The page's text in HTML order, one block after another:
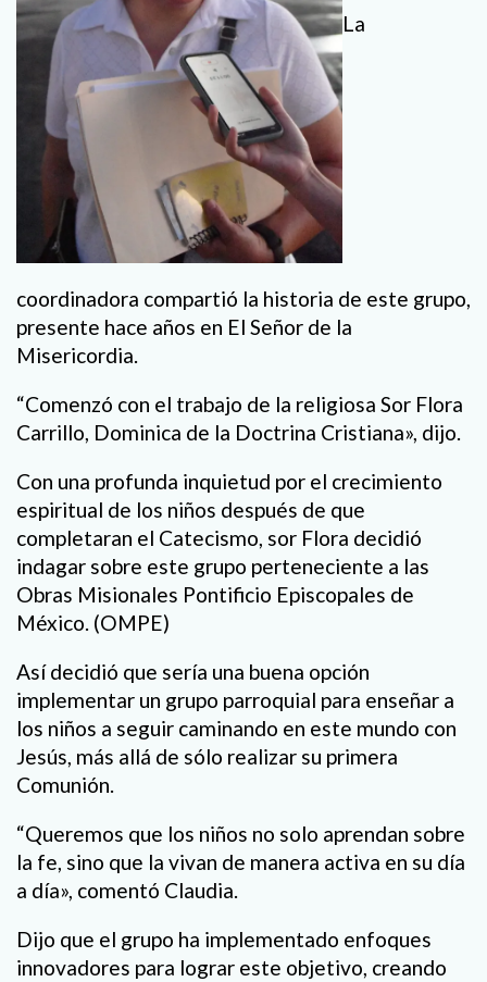
La
coordinadora compartió la historia de este grupo,
presente hace años en El Señor de la
Misericordia.
“Comenzó con el trabajo de la religiosa Sor Flora
Carrillo, Dominica de la Doctrina Cristiana», dijo.
Con una profunda inquietud por el crecimiento
espiritual de los niños después de que
completaran el Catecismo, sor Flora decidió
indagar sobre este grupo perteneciente a las
Obras Misionales Pontificio Episcopales de
México. (OMPE)
Así decidió que sería una buena opción
implementar un grupo parroquial para enseñar a
los niños a seguir caminando en este mundo con
Jesús, más allá de sólo realizar su primera
Comunión.
“Queremos que los niños no solo aprendan sobre
la fe, sino que la vivan de manera activa en su día
a día», comentó Claudia.
Dijo que el grupo ha implementado enfoques
innovadores para lograr este objetivo, creando